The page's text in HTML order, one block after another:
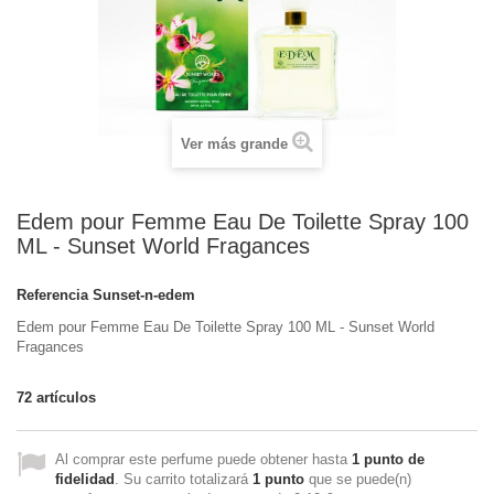
Ver más grande
Edem pour Femme Eau De Toilette Spray 100
ML - Sunset World Fragances
Referencia Sunset-n-edem
Edem pour Femme Eau De Toilette Spray 100 ML - Sunset World
Fragances
72 artículos
Al comprar este perfume puede obtener hasta 1 punto de
fidelidad . Su carrito totalizará 1 punto que se puede(n)